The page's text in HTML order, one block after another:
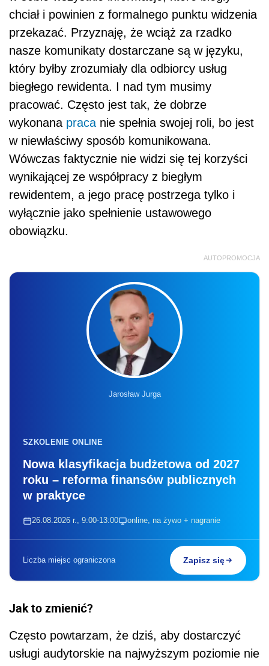
chciał i powinien z formalnego punktu widzenia
przekazać. Przyznaję, że wciąż za rzadko
nasze komunikaty dostarczane są w języku,
który byłby zrozumiały dla odbiorcy usług
biegłego rewidenta. I nad tym musimy
pracować. Często jest tak, że dobrze
wykonana praca nie spełnia swojej roli, bo jest
w niewłaściwy sposób komunikowana.
Wówczas faktycznie nie widzi się tej korzyści
wynikającej ze współpracy z biegłym
rewidentem, a jego pracę postrzega tylko i
wyłącznie jako spełnienie ustawowego
obowiązku.
AUTOPROMOCJA
Jarosław Jurga
SZKOLENIE ONLINE
Nowa klasyfikacja budżetowa od 2027
roku – reforma finansów publicznych
w praktyce
26.08.2026 r., 9:00-13:00 online, na żywo + nagranie
Liczba miejsc ograniczona Zapisz się
Jak to zmienić?
Często powtarzam, że dziś, aby dostarczyć
usługi audytorskie na najwyższym poziomie nie